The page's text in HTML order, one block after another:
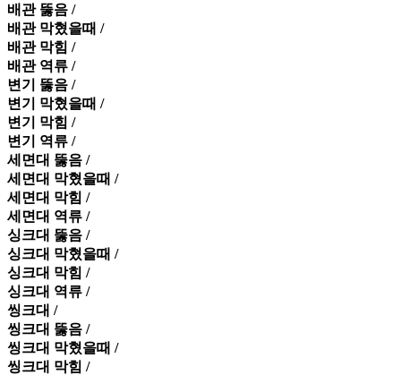
배관 뚫음 /
배관 막혔을때 /
배관 막힘 /
배관 역류 /
변기 뚫음 /
변기 막혔을때 /
변기 막힘 /
변기 역류 /
세면대 뚫음 /
세면대 막혔을때 /
세면대 막힘 /
세면대 역류 /
싱크대 뚫음 /
싱크대 막혔을때 /
싱크대 막힘 /
싱크대 역류 /
씽크대 /
씽크대 뚫음 /
씽크대 막혔을때 /
씽크대 막힘 /